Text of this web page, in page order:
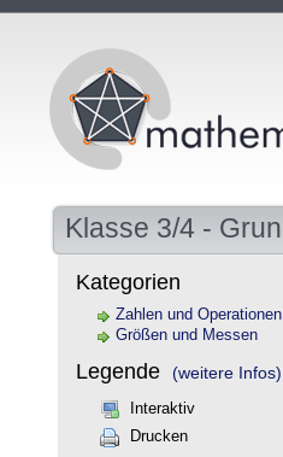
Klasse 3/4 -
Kategorien
Zahlen und Operationen
Größen und Messen
Legende (weitere Infos)
Interaktiv
Drucken